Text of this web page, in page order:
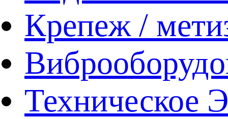
Крепеж /
Техническое